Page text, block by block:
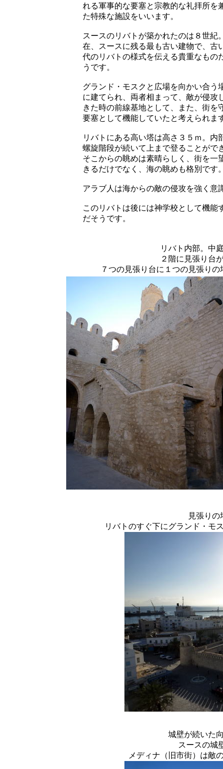
れる軍事的な要塞と宗教的な礼拝所を
た特殊な施設をいいます。
スースのリバトが築かれたのは８世紀
在、スースに残る最も古い建物で、古
代のリバトの様式を伝える貴重なもの
うです。
グランド・モスクと広場を向かい合う
に建てられ、両者相まって、敵が侵攻
きた時の前線基地として、また、街を
要塞として機能していたと考えられま
リバトにある高い塔は高さ３５ｍ。内
螺旋階段が続いて上まで登ることがで
そこからの眺めは素晴らしく、街を一
きるだけでなく、海の眺めも格別です
アラブ人は海からの敵の侵攻を強く意
このリバトは後には神学校として機
だそうです。
リバト内部。中
２階に見張り台
７つの見張り台に１つの見張り
見張り
リバトのすぐ下にグランド・モ
城壁が続いた
スースの城
メディナ（旧市街）は敵